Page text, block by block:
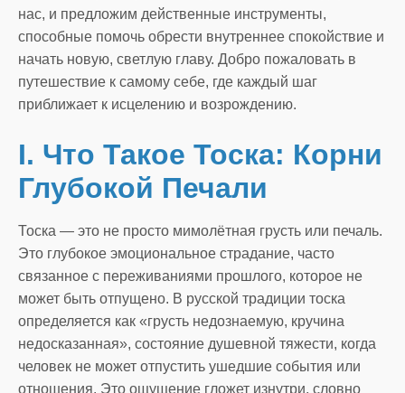
нас, и предложим действенные инструменты,
способные помочь обрести внутреннее спокойствие и
начать новую, светлую главу. Добро пожаловать в
путешествие к самому себе, где каждый шаг
приближает к исцелению и возрождению.
I. Что Такое Тоска: Корни
Глубокой Печали
Тоска — это не просто мимолётная грусть или печаль.
Это глубокое эмоциональное страдание, часто
связанное с переживаниями прошлого, которое не
может быть отпущено. В русской традиции тоска
определяется как «грусть недознаемую, кручина
недосказанная», состояние душевной тяжести, когда
человек не может отпустить ушедшие события или
отношения. Это ощущение гложет изнутри, словно